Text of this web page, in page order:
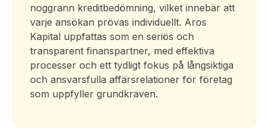
noggrann kreditbedömning, vilket innebär att
varje ansökan prövas individuellt. Aros
Kapital uppfattas som en seriös och
transparent finanspartner, med effektiva
processer och ett tydligt fokus på långsiktiga
och ansvarsfulla affärsrelationer för företag
som uppfyller grundkraven.